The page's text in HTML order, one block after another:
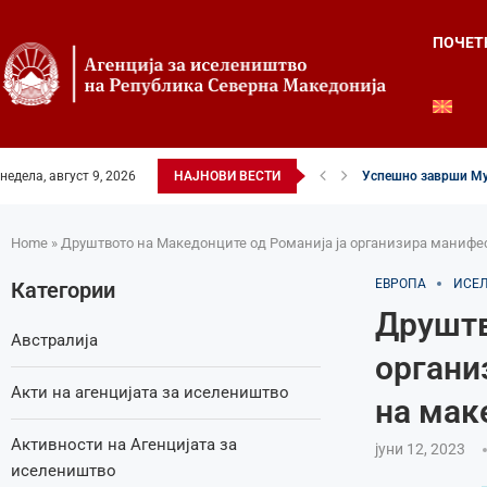
недела, август 9, 2026 НАЈНОВИ ВЕСТИ Успешно заврши
Home » Друштвото на Македонците од Романија ја организира
ЕВРОПА
на
јуни 12, 2023
Категории
Австралија
Акти на агенцијата за иселеништво
Активности на Агенцијата за
иселеништво